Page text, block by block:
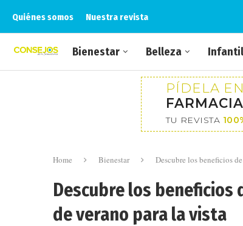
Quiénes somos Nuestra revista
Bienestar Belleza Infantil
PÍDELA
FARMACIA
TU REVISTA
Home Bienestar Descubre los beneficios
Descubre los
de verano para la vista